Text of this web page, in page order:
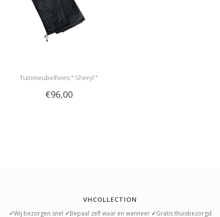
Tuinmeubelhoes " Sheryl "
€96,00
VHCOLLECTION
✓Wij bezorgen snel ✓Bepaal zelf waar en wanneer ✓Gratis thuisbezorgd